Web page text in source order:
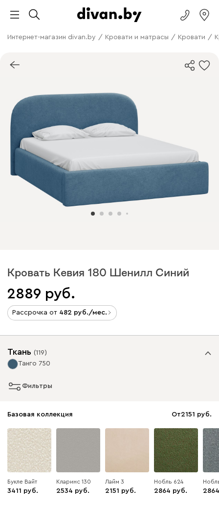
Интернет-магазин divan.by / Кровати и матрасы / Кровати /
Кровать Кевия 180 Шенилл Синий
2889
Рассрочка от 482 /мес.
Ткань (119)
Танго 750
Фильтры
Базовая коллекция От2151
Букле Вайт
3411
Кларинс 130
2534
Лайм 3
2151
Нобль 624
2864 2864